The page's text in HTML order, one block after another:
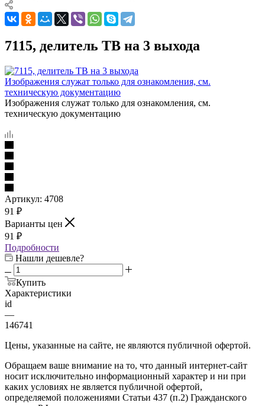
7115, делитель ТВ на 3 выхода
Изображения служат только для ознакомления, см.
техническую документацию
Изображения служат только для ознакомления, см.
техническую документацию
Артикул: 4708
91 ₽
Варианты цен
91 ₽
Подробности
Нашли дешевле?
Купить
Характеристики
id
—
146741
Цены, указанные на сайте, не являются публичной офертой.
Обращаем ваше внимание на то, что данный интернет-сайт
носит исключительно информационный характер и ни при
каких условиях не является публичной офертой,
определяемой положениями Статьи 437 (п.2) Гражданского